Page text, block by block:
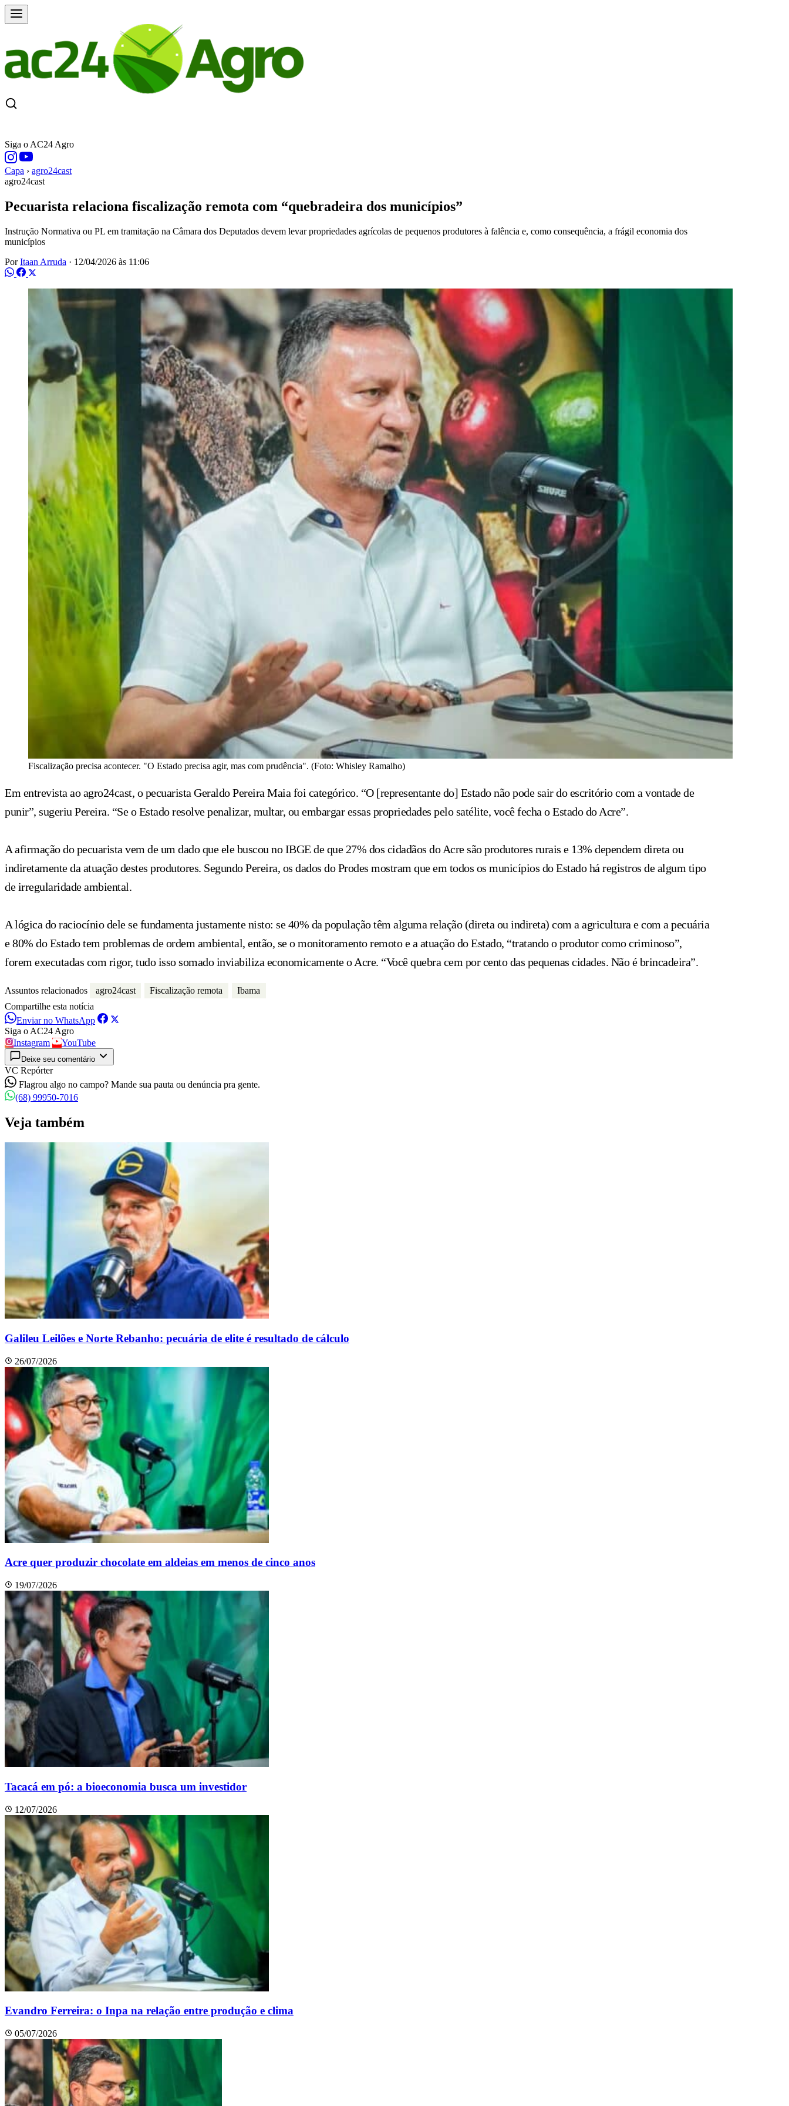
Siga o AC24 Agro
Capa › agro24cast
agro24cast
Pecuarista relaciona fiscalização remota com “quebradeira dos municípios”
Instrução Normativa ou PL em tramitação na Câmara dos Deputados devem levar propriedades agrícolas de pequenos produtores à falência e, como consequência, a frágil economia dos
municípios
PorItaan Arruda · 12/04/2026 às 11:06
Fiscalização precisa acontecer. "O Estado precisa agir, mas com prudência". (Foto: Whisley Ramalho)
Em entrevista ao agro24cast, o pecuarista Geraldo Pereira Maia foi categórico. “O [representante do] Estado não pode sair do escritório com a vontade de
punir”, sugeriu Pereira. “Se o Estado resolve penalizar, multar, ou embargar essas propriedades pelo satélite, você fecha o Estado do Acre”.
A afirmação do pecuarista vem de um dado que ele buscou no IBGE de que 27% dos cidadãos do Acre são produtores rurais e 13% dependem direta ou
indiretamente da atuação destes produtores. Segundo Pereira, os dados do Prodes mostram que em todos os municípios do Estado há registros de algum tipo
de irregularidade ambiental.
A lógica do raciocínio dele se fundamenta justamente nisto: se 40% da população têm alguma relação (direta ou indireta) com a agricultura e com a pecuária
e 80% do Estado tem problemas de ordem ambiental, então, se o monitoramento remoto e a atuação do Estado, “tratando o produtor como criminoso”,
forem executadas com rigor, tudo isso somado inviabiliza economicamente o Acre. “Você quebra cem por cento das pequenas cidades. Não é brincadeira”.
Assuntos relacionados agro24cast Fiscalização remota
Ibama
Compartilhe esta notícia
Enviar no WhatsApp
Siga o AC24 Agro
Instagram
YouTube
Deixe seu comentário
VC Repórter
Flagrou algo no campo? Mande sua pauta ou denúncia pra gente.
(68) 99950-7016
Veja também
Galileu Leilões e Norte Rebanho: pecuária de elite é resultado de cálculo
26/07/2026
Acre quer produzir chocolate em aldeias em menos de cinco anos
19/07/2026
Tacacá em pó: a bioeconomia busca um investidor
12/07/2026
Evandro Ferreira: o Inpa na relação entre produção e clima
05/07/2026